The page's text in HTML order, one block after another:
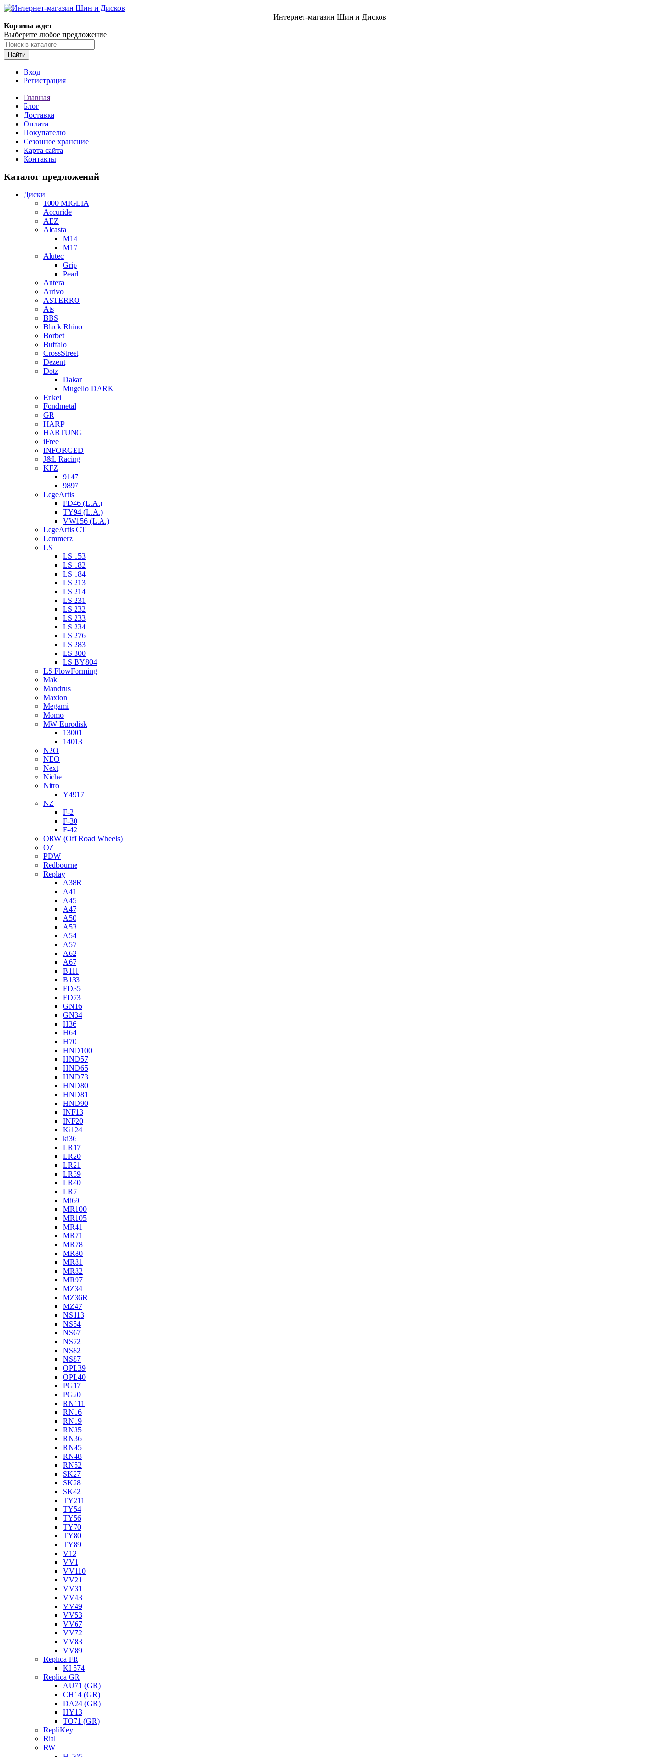
Интернет-магазин Шин и Дисков
Корзина ждет
Выберите любое предложение
Найти
Вход
Регистрация
Главная
Блог
Доставка
Оплата
Покупателю
Сезонное хранение
Карта сайта
Контакты
Каталог предложений
Диски
1000 MIGLIA
Accuride
AEZ
Alcasta
M14
M17
Alutec
Grip
Pearl
Antera
Arrivo
ASTERRO
Ats
BBS
Black Rhino
Borbet
Buffalo
CrossStreet
Dezent
Dotz
Dakar
Mugello DARK
Enkei
Fondmetal
GR
HARP
HARTUNG
iFree
INFORGED
J&L Racing
KFZ
9147
9897
LegeArtis
FD46 (L.A.)
TY94 (L.A.)
VW156 (L.A.)
LegeArtis CT
Lemmerz
LS
LS 153
LS 182
LS 184
LS 213
LS 214
LS 231
LS 232
LS 233
LS 234
LS 276
LS 283
LS 300
LS BY804
LS FlowForming
Mak
Mandrus
Maxion
Megami
Momo
MW Eurodisk
13001
14013
N2O
NEO
Next
Niche
Nitro
Y4917
NZ
F-2
F-30
F-42
ORW (Off Road Wheels)
OZ
PDW
Redbourne
Replay
A38R
A41
A45
A47
A50
A53
A54
A57
A62
A67
B111
B133
FD35
FD73
GN16
GN34
H36
H64
H70
HND100
HND57
HND65
HND73
HND80
HND81
HND90
INF13
INF20
Ki124
ki36
LR17
LR20
LR21
LR39
LR40
LR7
Mi69
MR100
MR105
MR41
MR71
MR78
MR80
MR81
MR82
MR97
MZ34
MZ36R
MZ47
NS113
NS54
NS67
NS72
NS82
NS87
OPL39
OPL40
PG17
PG20
RN111
RN16
RN19
RN35
RN36
RN45
RN48
RN52
SK27
SK28
SK42
TY211
TY54
TY56
TY70
TY80
TY89
V12
VV1
VV110
VV21
VV31
VV43
VV49
VV53
VV67
VV72
VV83
VV89
Replica FR
KI 574
Replica GR
AU71 (GR)
CH14 (GR)
DA24 (GR)
HY13
TO71 (GR)
RepliKey
Rial
RW